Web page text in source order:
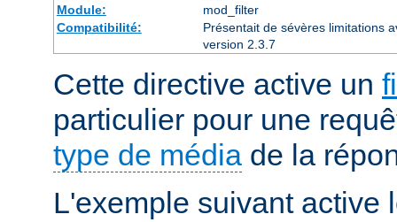
Module:
mod_filter
Compatibilité:
Présentait de sévères limitations
version 2.3.7
Cette directive active un
particulier pour une
type de média de la
L'exemple suivant active